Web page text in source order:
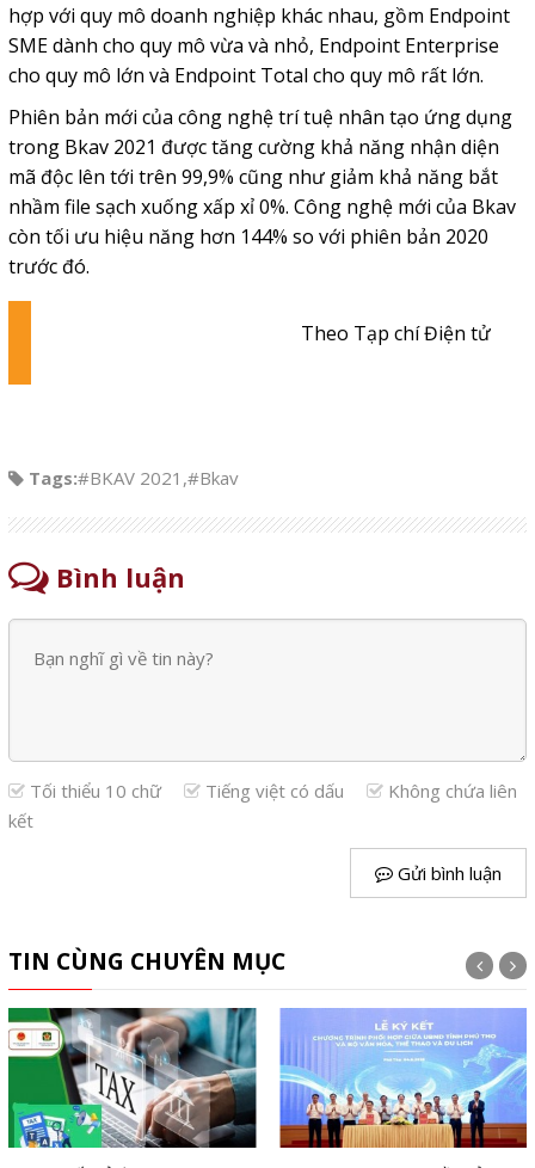
hợp với quy mô doanh nghiệp khác nhau, gồm Endpoint
SME dành cho quy mô vừa và nhỏ, Endpoint Enterprise
cho quy mô lớn và Endpoint Total cho quy mô rất lớn.
Phiên bản mới của công nghệ trí tuệ nhân tạo ứng dụng
trong Bkav 2021 được tăng cường khả năng nhận diện
mã độc lên tới trên 99,9% cũng như giảm khả năng bắt
nhầm file sạch xuống xấp xỉ 0%. Công nghệ mới của Bkav
còn tối ưu hiệu năng hơn 144% so với phiên bản 2020
trước đó.
Theo Tạp chí Điện tử
Tags:#BKAV 2021 ,#Bkav
Bình luận
Tối thiểu 10 chữ Tiếng việt có dấu
Không chứa liên
kết
Gửi bình luận
TIN CÙNG CHUYÊN MỤC